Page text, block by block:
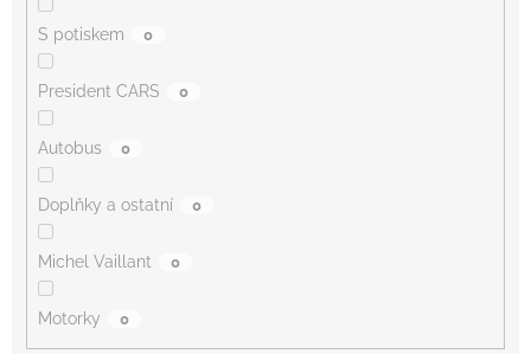
S potiskem 0
President CARS 0
Autobus 0
Doplňky a ostatní 0
Michel Vaillant 0
Motorky 0